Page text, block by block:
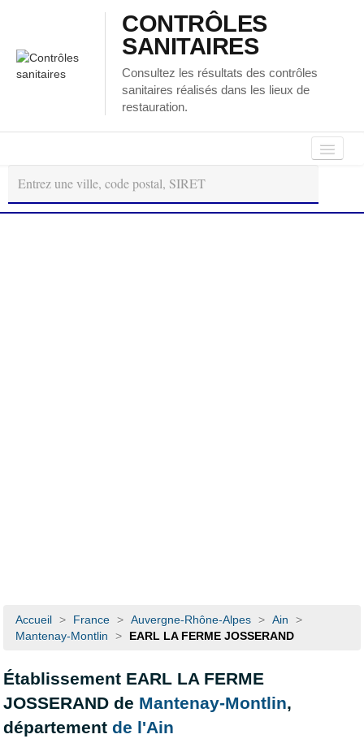
CONTRÔLES
SANITAIRES
Consultez les résultats des contrôles
sanitaires réalisés dans les lieux de
restauration.
Autour
de
moi
Régions
Accueil > France > Auvergne-Rhône-Alpes > Ain
>
Mantenay-Montlin
> EARL LA FERME JOSSERAND
Établissement EARL LA FERME
JOSSERAND de Mantenay-Montlin,
départementde l'Ain